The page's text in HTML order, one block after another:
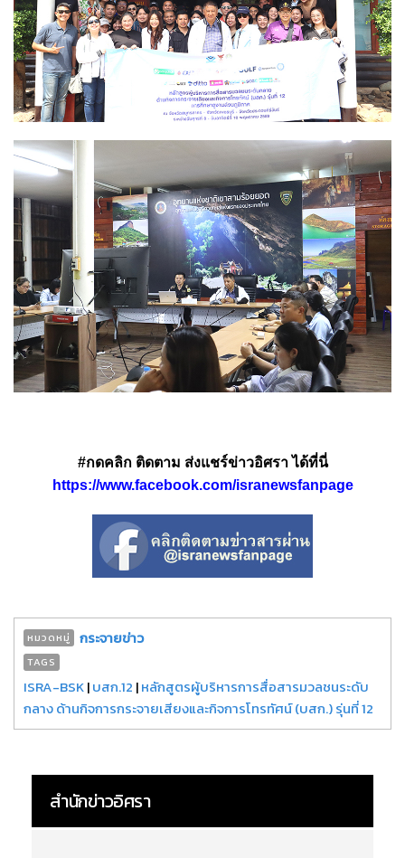
#กดคลิก ติดตาม ส่งแชร์ข่าวอิศรา ได้ที่นี่
https://www.facebook.com/isranewsfanpage
หมวดหมู่ กระจายข่าว
TAGS
ISRA-BSK|บสก.12 |หลักสูตรผู้บริหารการสื่อสารมวลชนระดับ
กลาง ด้านกิจการกระจายเสียงและกิจการโทรทัศน์ (บสก.) รุ่นที่ 12
สำนักข่าวอิศรา